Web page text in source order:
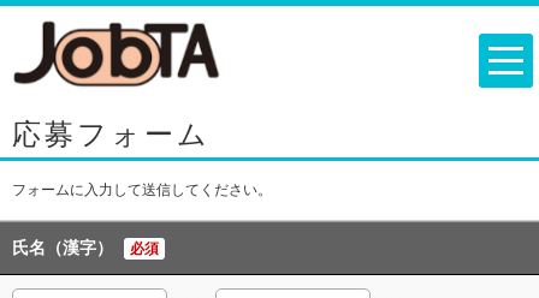
応募フォーム
フォームに入力して送信してください。
氏名（漢字） 必須